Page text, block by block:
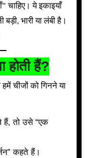
चाहिए। ये इकाइयाँ
भारी या लंबी है।
होती हैं?
चीजों को गिनने या
तो उसे “एक
कहते हैं।